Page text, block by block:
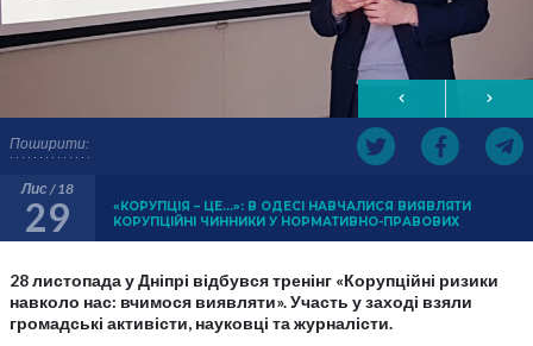
Поширити:
Лис / 18
29
«КОРУПЦІЯ – ЦЕ…»: В ОДЕСІ НАВЧАЛИСЯ ВИЯВЛЯТИ
КОРУПЦІЙНІ ЧИННИКИ У НОРМАТИВНО-ПРАВОВИХ
28 листопада у Дніпрі відбувся тренінг «Корупційні ризики
навколо нас: вчимося виявляти». Участь у заході взяли
громадські активісти, науковці та журналісти.